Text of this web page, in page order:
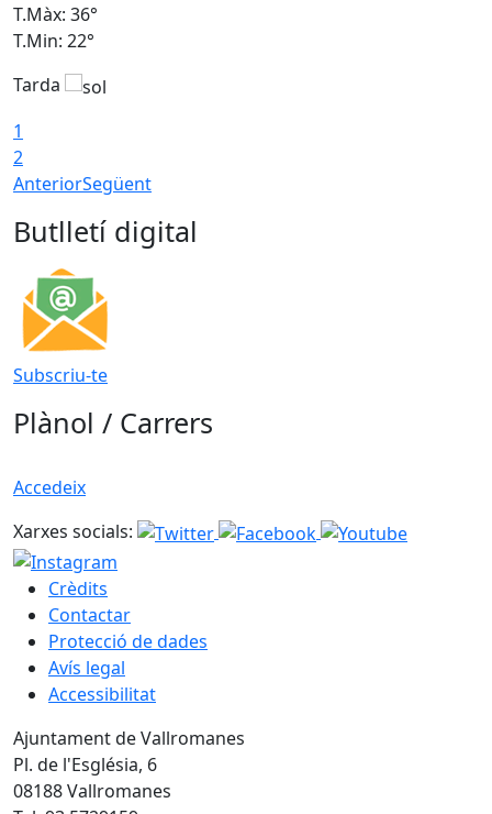
T.Màx: 36°
T.Min: 22°
Tarda
1
2
AnteriorSegüent
Butlletí digital
Subscriu-te
Plànol / Carrers
Accedeix
Xarxes socials:
Crèdits
Contactar
Protecció de dades
Avís legal
Accessibilitat
Ajuntament de Vallromanes
Pl. de l'Església, 6
08188 Vallromanes